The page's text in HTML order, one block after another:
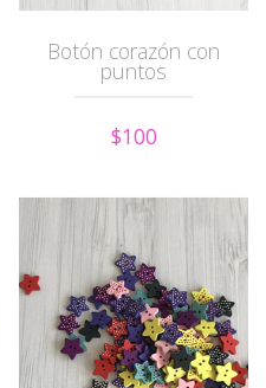
Botón corazón con
puntos
$100